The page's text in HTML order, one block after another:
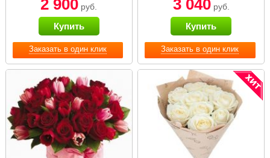
Заказать в один клик
2 900 руб.
Купить
Заказать в один клик
3 040руб.
Купить